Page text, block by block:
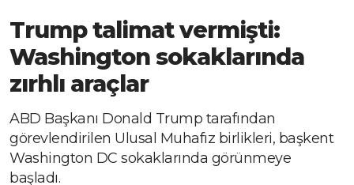
Trump talimat vermişti:
Washington sokaklarında
zırhlı araçlar
ABD Başkanı Donald Trump tarafından
görevlendirilen Ulusal Muhafız birlikleri, başkent
Washington DC sokaklarında görünmeye
başladı.